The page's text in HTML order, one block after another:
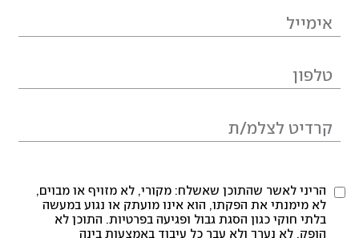
הריני לאשר שהתוכן שאשלח: מקורי, לא מזויף או מבוים,
לא מימנתי את הפקתו, הוא אינו מועתק או נגוע במעשה
בלתי חוקי כגון הסגת גבול ופגיעה בפרטיות. התוכן לא
הופק, לא נערך ולא עבר כל עיבוד באמצעות בינה